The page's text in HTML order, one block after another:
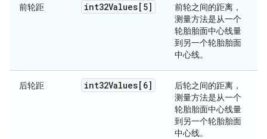
前轮距 int32Values[5]
前轮之间的距离，
测量方法是从一个
轮胎胎面中心线量
到另一个轮胎胎面
中心线。
后轮距 int32Values[6]
后轮之间的距离，
测量方法是从一个
轮胎胎面中心线量
到另一个轮胎胎面
中心线。